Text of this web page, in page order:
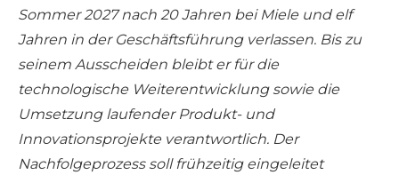
Sommer 2027 nach 20 Jahren bei Miele und elf
Jahren in der Geschäftsführung verlassen. Bis zu
seinem Ausscheiden bleibt er für die
technologische Weiterentwicklung sowie die
Umsetzung laufender Produkt- und
Innovationsprojekte verantwortlich. Der
Nachfolgeprozess soll frühzeitig eingeleitet